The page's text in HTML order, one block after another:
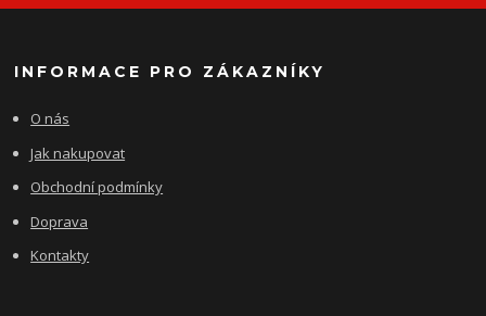
INFORMACE PRO ZÁKAZNÍKY
O nás
Jak nakupovat
Obchodní podmínky
Doprava
Kontakty